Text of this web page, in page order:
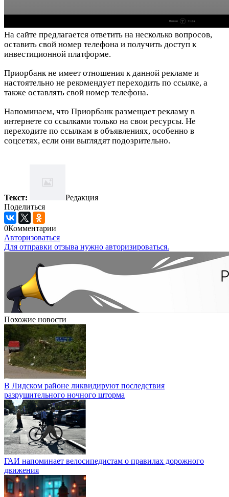
На сайте предлагается ответить на несколько вопросов,
оставить свой номер телефона и получить доступ к
инвестиционной платформе.
Приорбанк не имеет отношения к данной рекламе и
настоятельно не рекомендует переходить по ссылке, а
также оставлять свой номер телефона.
Напоминаем, что Приорбанк размещает рекламу в
интернете со ссылками только на свои ресурсы. Не
переходите по ссылкам в объявлениях, особенно в
соцсетях, если они выглядят подозрительно.
Текст:
Редакция
Поделиться
0Комментарии
Авторизоваться
Для отправки отзыва нужно авторизироваться.
Похожие новости
В Лидском районе ликвидируют последствия
разрушительного ночного шторма
ГАИ напоминает велосипедистам о правилах дорожного
движения